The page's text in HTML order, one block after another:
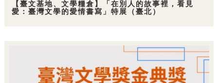
【臺文基地、文學糧倉】「在別人的故事裡，看見
愛：臺灣文學的愛情書寫」特展（臺北）